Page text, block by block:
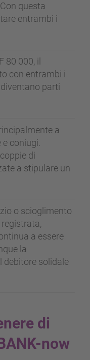
questa
entrambi i
80 000, il
con entrambi i
parti
a
coniugi.
di
a stipulare un
o scioglimento
a essere
la
debitore solidale
di
now